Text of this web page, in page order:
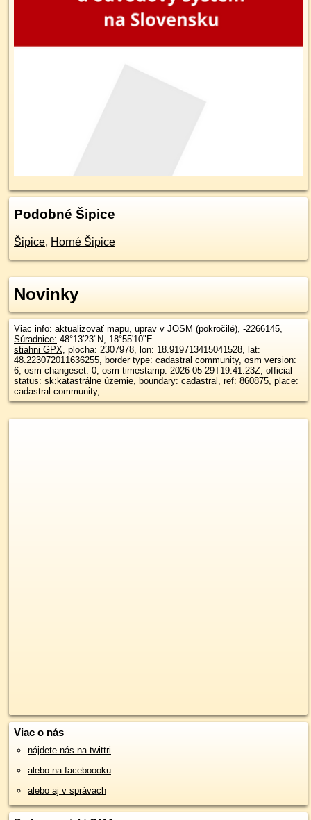
Podobné Šipice
Šipice, Horné Šipice
Novinky
Viac info: aktualizovať mapu uprav v JOSM (pokročilé) -2266145
Súradnice: 48°13'23"N 18°55'10"E
stiahni GPX , plocha: 2307978, lon: 18.919713415041528, lat:
48.223072011636255, border type: cadastral community, osm version:
6, osm changeset: 0, osm timestamp: 2026 05 29T19:41:23Z, official
status: sk:katastrálne územie, boundary: cadastral, ref: 860875, place:
cadastral community,
Viac o nás
nájdete nás na twittri
alebo na faceboooku
alebo aj v správach